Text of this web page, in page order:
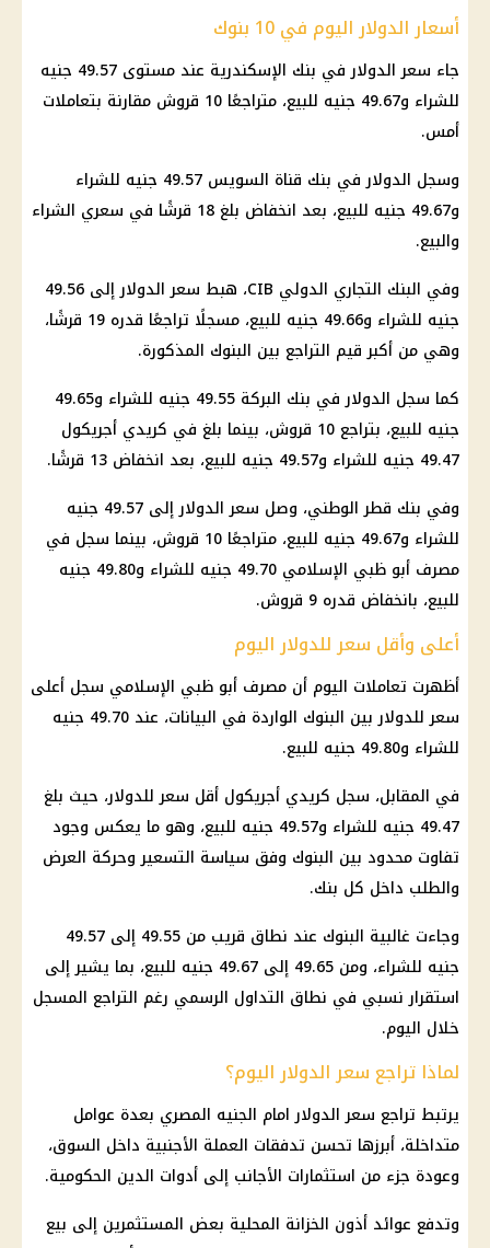
أسعار الدولار اليوم في 10 بنوك
جاء سعر الدولار
في بنك الإسكندرية عند مستوى 49.57 جنيه
للشراء و49.67 جنيه للبيع، متراجعًا 10 قروش مقارنة بتعاملات
أمس.
وسجل الدولار
في بنك قناة السويس 49.57 جنيه للشراء
و49.67 جنيه للبيع، بعد انخفاض بلغ 18 قرشًا في سعري الشراء
والبيع.
وفي البنك التجاري الدولي CIB، هبط
سعر الدولار
إلى 49.56
جنيه للشراء و49.66 جنيه للبيع، مسجلًا تراجعًا قدره 19 قرشًا،
وهي من أكبر قيم التراجع بين البنوك المذكورة.
كما سجل الدولار
في بنك البركة 49.55 جنيه للشراء و49.65
جنيه للبيع، بتراجع 10 قروش، بينما بلغ في كريدي أجريكول
49.47 جنيه للشراء و49.57 جنيه للبيع، بعد انخفاض 13 قرشًا.
وفي بنك قطر الوطني، وصل سعر الدولار
إلى 49.57 جنيه
للشراء و49.67 جنيه للبيع، متراجعًا 10 قروش، بينما سجل في
مصرف أبو ظبي الإسلامي 49.70 جنيه للشراء و49.80 جنيه
للبيع، بانخفاض قدره 9 قروش.
أعلى وأقل سعر للدولار اليوم
أظهرت تعاملات اليوم أن مصرف أبو ظبي الإسلامي سجل أعلى
سعر للدولار بين البنوك
الواردة في البيانات، عند 49.70 جنيه
للشراء و49.80 جنيه للبيع.
في المقابل، سجل كريدي أجريكول أقل سعر للدولار، حيث بلغ
49.47 جنيه للشراء و49.57 جنيه للبيع، وهو ما يعكس وجود
تفاوت محدود بين البنوك وفق سياسة التسعير وحركة العرض
والطلب داخل كل بنك.
وجاءت غالبية البنوك
عند نطاق قريب من 49.55 إلى 49.57
جنيه للشراء، ومن 49.65 إلى 49.67 جنيه للبيع، بما يشير إلى
استقرار نسبي في نطاق التداول الرسمي رغم التراجع المسجل
خلال اليوم.
لماذا تراجع سعر الدولار اليوم؟
يرتبط تراجع سعر الدولارامام الجنيه المصري بعدة عوامل
متداخلة، أبرزها تحسن تدفقات العملة الأجنبية داخل السوق،
وعودة جزء من استثمارات الأجانب إلى أدوات الدين الحكومية.
وتدفع عوائد أذون الخزانة المحلية بعض المستثمرين إلى بيع